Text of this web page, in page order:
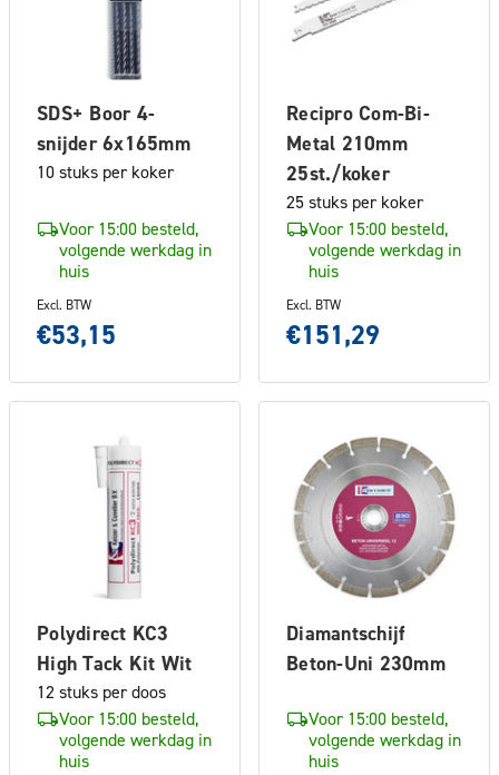
SDS+ Boor 4-
snijder 6x165mm
10 stuks per koker
Voor 15:00 besteld,
volgende werkdag in
huis
Excl. BTW
€53,15
Recipro Com-Bi-
Metal 210mm
25st./koker
25 stuks per koker
Voor 15:00 besteld,
volgende werkdag in
huis
Excl. BTW
€151,29
Polydirect KC3
High Tack Kit Wit
12 stuks per doos
Voor 15:00 besteld,
volgende werkdag in
huis
Diamantschijf
Beton-Uni 230mm
Voor 15:00 besteld,
volgende werkdag in
huis